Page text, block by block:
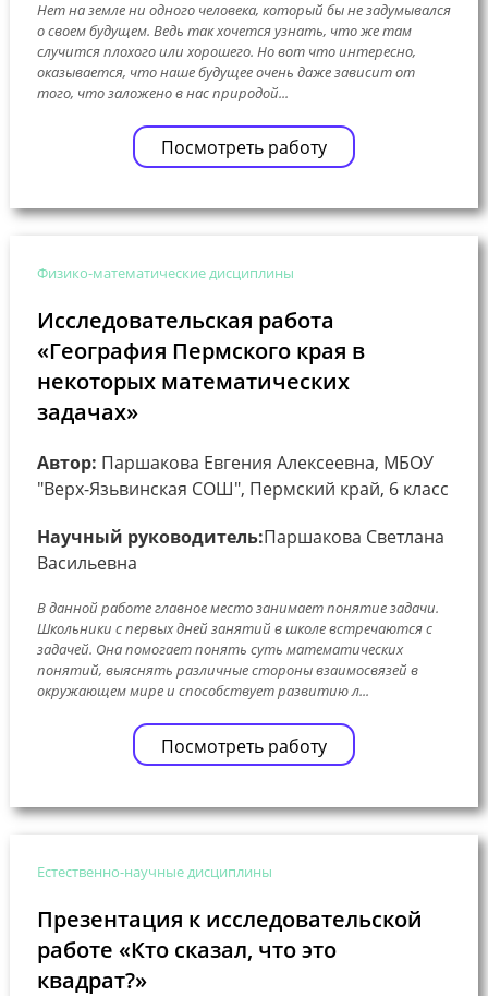
Нет на земле ни одного человека, который бы не задумывался
о своем будущем. Ведь так хочется узнать, что же там
случится плохого или хорошего. Но вот что интересно,
оказывается, что наше будущее очень даже зависит от
того, что заложено в нас природой...
Посмотреть работу
Физико-математические дисциплины
Исследовательская работа
«География Пермского края в
некоторых математических
задачах»
Автор: Паршакова Евгения Алексеевна, МБОУ
"Верх-Язьвинская СОШ", Пермский край, 6 класс
Научный руководитель:Паршакова Светлана
Васильевна
В данной работе главное место занимает понятие задачи.
Школьники с первых дней занятий в школе встречаются с
задачей. Она помогает понять суть математических
понятий, выяснять различные стороны взаимосвязей в
окружающем мире и способствует развитию л...
Посмотреть работу
Естественно-научные дисциплины
Презентация к исследовательской
работе «Кто сказал, что это
квадрат?»